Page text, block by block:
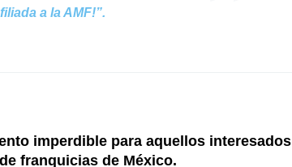
a la AMF!”.
imperdible para aquellos interesados
franquicias de México.